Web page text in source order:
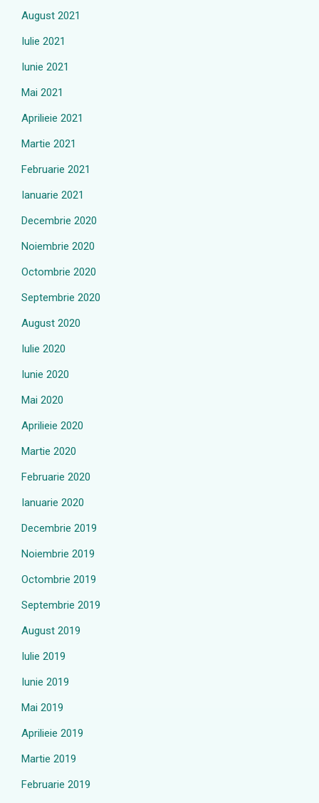
August 2021
Iulie 2021
Iunie 2021
Mai 2021
Aprilieie 2021
Martie 2021
Februarie 2021
Ianuarie 2021
Decembrie 2020
Noiembrie 2020
Octombrie 2020
Septembrie 2020
August 2020
Iulie 2020
Iunie 2020
Mai 2020
Aprilieie 2020
Martie 2020
Februarie 2020
Ianuarie 2020
Decembrie 2019
Noiembrie 2019
Octombrie 2019
Septembrie 2019
August 2019
Iulie 2019
Iunie 2019
Mai 2019
Aprilieie 2019
Martie 2019
Februarie 2019